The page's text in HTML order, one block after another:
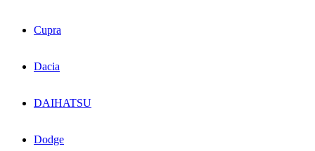
Cupra
Dacia
DAIHATSU
Dodge